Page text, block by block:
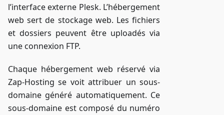
l’interface externe Plesk. L’hébergement
web sert de stockage web. Les fichiers
et dossiers peuvent être uploadés via
une connexion FTP.
Chaque hébergement web réservé via
Zap-Hosting se voit attribuer un sous-
domaine généré automatiquement. Ce
sous-domaine est composé du numéro